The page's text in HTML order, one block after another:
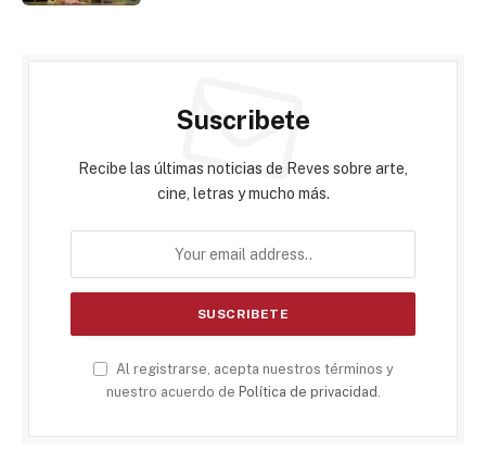
Suscribete
Recibe las últimas noticias de Reves sobre arte,
cine, letras y mucho más.
Al registrarse, acepta nuestros términos y
nuestro acuerdo de Política de privacidad .